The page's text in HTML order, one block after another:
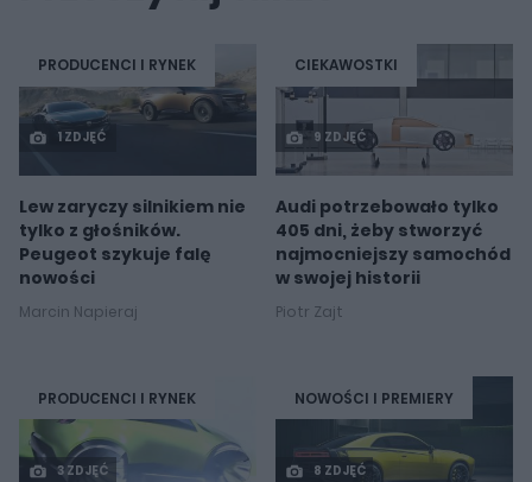
PRODUCENCI I RYNEK
1 ZDJĘĆ
Lew zaryczy silnikiem nie
tylko z głośników.
Peugeot szykuje falę
nowości
Marcin Napieraj
CIEKAWOSTKI
9 ZDJĘĆ
Audi potrzebowało tylko
405 dni, żeby stworzyć
najmocniejszy samochód
w swojej historii
Piotr Zajt
PRODUCENCI I RYNEK
3 ZDJĘĆ
NOWOŚCI I PREMIERY
8 ZDJĘĆ